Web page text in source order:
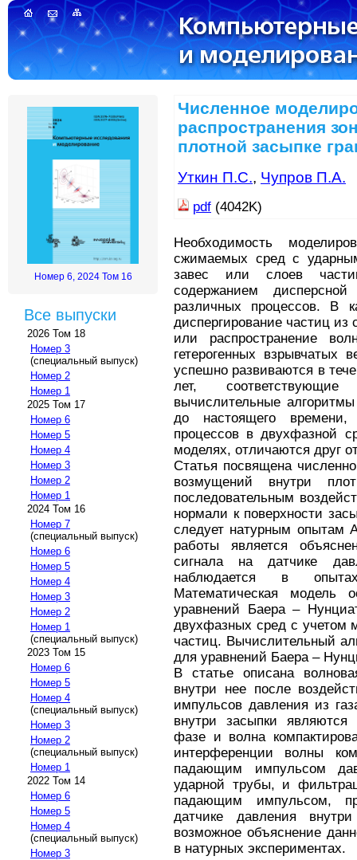
Номер 6, 2024 Том 16
Все выпуски
2026 Том 18
Номер 3
(специальный выпуск)
Номер 2
Номер 1
2025 Том 17
Номер 6
Номер 5
Номер 4
Номер 3
Номер 2
Номер 1
2024 Том 16
Номер 7
(специальный выпуск)
Номер 6
Номер 5
Номер 4
Номер 3
Номер 2
Номер 1
(специальный выпуск)
2023 Том 15
Номер 6
Номер 5
Номер 4
(специальный выпуск)
Номер 3
Номер 2
(специальный выпуск)
Номер 1
2022 Том 14
Номер 6
Номер 5
Номер 4
(специальный выпуск)
Номер 3
Численное
распространения
плотной засыпке
Уткин П.С., Чупров П.А.
pdf (4042K)
Необходимость
сжимаемых сред с
завес или слоев
содержанием
различных процессов. В
диспергирование частиц
или распространение
гетерогенных взрывчатых
успешно развиваются в
лет,
вычислительные
до настоящего времени,
процессов в двухфазной
моделях, отличаются друг
Статья посвящена
возмущений внутри
последовательным
нормали к поверхности
следует натурным опытам
работы является
сигнала на датчике
наблюдается в
Математическая модель
уравнений Баера –
двухфазных сред с учетом
частиц. Вычислительный
для уравнений Баера –
В статье описана
внутри нее после
импульсов давления из
внутри засыпки
фазе и волна
интерференции волны
падающим импульсом
ударной трубы, и
падающим импульсом,
датчике давления
возможное объяснение
в натурных экспериментах.